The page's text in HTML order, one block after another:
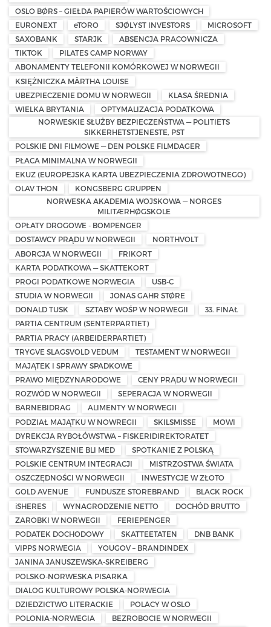
OSLO BØRS – GIEŁDA PAPIERÓW WARTOŚCIOWYCH
EURONEXT
eTORO SJØLYST INVESTORS
MICROSOFT
SAXOBANK
STARJK
ABSENCJA PRACOWNICZA
TIKTOK
PILATES CAMP NORWAY
ABONAMENTY TELEFONII KOMÓRKOWEJ W NORWEGII
KSIĘŻNICZKA MÄRTHA LOUISE
UBEZPIECZENIE DOMU W NORWEGII
KLASA ŚREDNIA
WIELKA BRYTANIA
OPTYMALIZACJA PODATKOWA
NORWESKIE SŁUŻBY BEZPIECZEŃSTWA — POLITIETS
SIKKERHETSTJENESTE, PST
POLSKIE DNI FILMOWE — DEN POLSKE FILMDAGER
PŁACA MINIMALNA W NORWEGII
EKUZ (EUROPEJSKA KARTA UBEZPIECZENIA ZDROWOTNEGO)
OLAV THON
KONGSBERG GRUPPEN
NORWESKA AKADEMIA WOJSKOWA — NORGES
MILITÆRHØGSKOLE
OPŁATY DROGOWE - BOMPENGER
DOSTAWCY PRĄDU W NORWEGII
NORTHVOLT
ABORCJA W NORWEGII
FRIKORT
KARTA PODATKOWA — SKATTEKORT
PROGI PODATKOWE NORWEGIA
USB-C
STUDIA W NORWEGII
JONAS GAHR STØRE
DONALD TUSK
SZTABY WOŚP W NORWEGII
33. FINAŁ
PARTIA CENTRUM (SENTERPARTIET)
PARTIA PRACY (ARBEIDERPARTIET)
TRYGVE SLAGSVOLD VEDUM
TESTAMENT W NORWEGII
MAJĄTEK I SPRAWY SPADKOWE
PRAWO MIĘDZYNARODOWE
CENY PRĄDU W NORWEGII
ROZWÓD W NORWEGII
SEPERACJA W NORWEGII
BARNEBIDRAG
ALIMENTY W NORWEGII
PODZIAŁ MAJĄTKU W NOWREGII
SKILSMISSE
MOWI
DYREKCJA RYBOŁÓWSTWA – FISKERIDIREKTORATET
STOWARZYSZENIE BLI MED
SPOTKANIE Z POLSKĄ
POLSKIE CENTRUM INTEGRACJI
MISTRZOSTWA ŚWIATA
OSZCZĘDNOŚCI W NORWEGII
INWESTYCJE W ZŁOTO
GOLD AVENUE
FUNDUSZE STOREBRAND
BLACK ROCK
iSHERES
WYNAGRODZENIE NETTO
DOCHÓD BRUTTO
ZAROBKI W NORWEGII
FERIEPENGER
PODATEK DOCHODOWY
SKATTEETATEN
DNB BANK
VIPPS NORWEGIA
YOUGOV – BRANDINDEX
JANINA JANUSZEWSKA-SKREIBERG
POLSKO-NORWESKA PISARKA
DIALOG KULTUROWY POLSKA-NORWEGIA
DZIEDZICTWO LITERACKIE
POLACY W OSLO
POLONIA-NORWEGIA
BEZROBOCIE W NORWEGII